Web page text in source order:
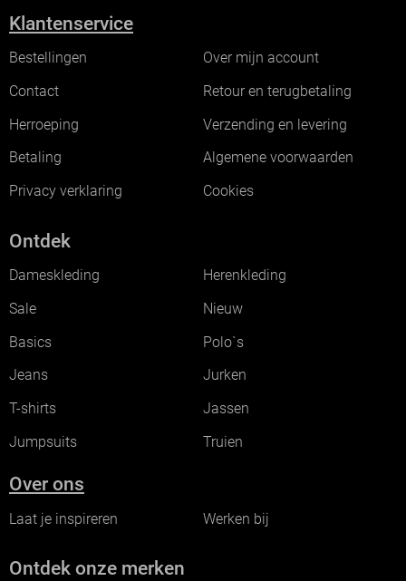
Klantenservice
Bestellingen
Over mijn account
Contact
Retour en terugbetaling
Herroeping
Verzending en levering
Betaling
Algemene voorwaarden
Privacy verklaring
Cookies
Ontdek
Dameskleding
Herenkleding
Sale
Nieuw
Basics
Polo`s
Jeans
Jurken
T-shirts
Jassen
Jumpsuits
Truien
Over ons
Laat je inspireren Werken bij
Ontdek onze merken